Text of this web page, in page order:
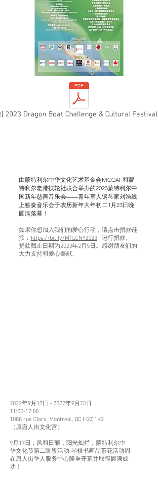
2023 Dragon Boat Challenge & Cultural Festival
由蒙特利尔中华文化艺术基金会MCCAF和蒙
特利尔老港扶轮社联合举办的2023蒙特利尔中
国新年慈善音乐会——青年盲人钢琴家刘浩线
上独奏音乐会于农历新年大年初二1月23日晚
圆满落幕！
如果你想加入我们的爱心行动，请点击捐款链
接： https://bit.ly/MTLCNY2023 进行捐款。
捐款截止日期为2023年2月5日。感谢朋友们的
大力支持和爱心奉献。
2022年9月17日 - 2022年9月23日
11:00-17:00
1088 rue Clark, Montreal, QC H2Z 1K2
（原唐人街文化宫）
9月17日，风和日丽，阳光灿烂，蒙特利尔中
华文化节第二阶段活动-琴棋书画品茶花活动周
在唐人街华人服务中心隆重开幕并取得圆满成
功！